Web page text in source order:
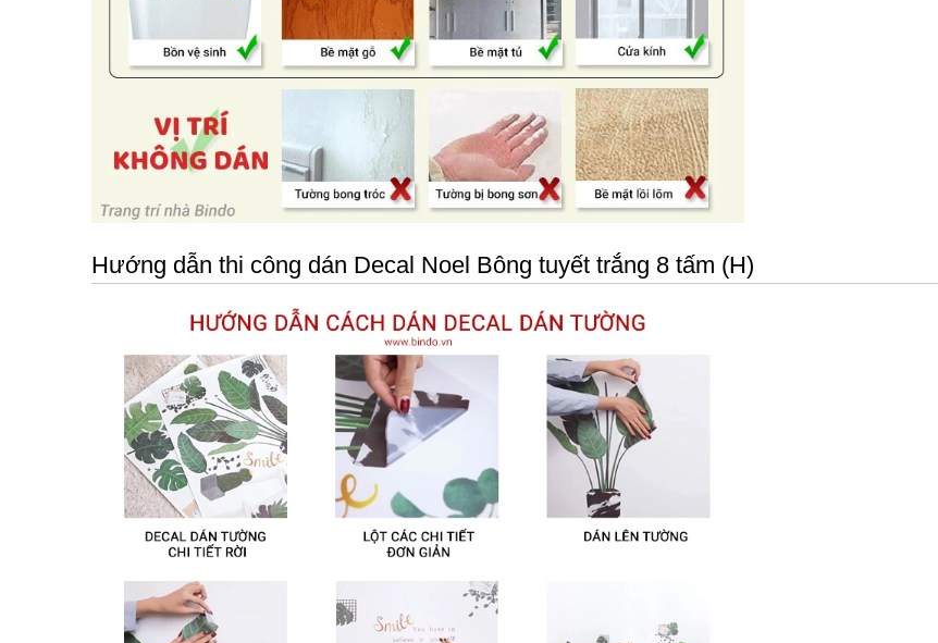
Hướng dẫn thi công dán Decal Noel Bông tuyết trắng 8 tấm (H)